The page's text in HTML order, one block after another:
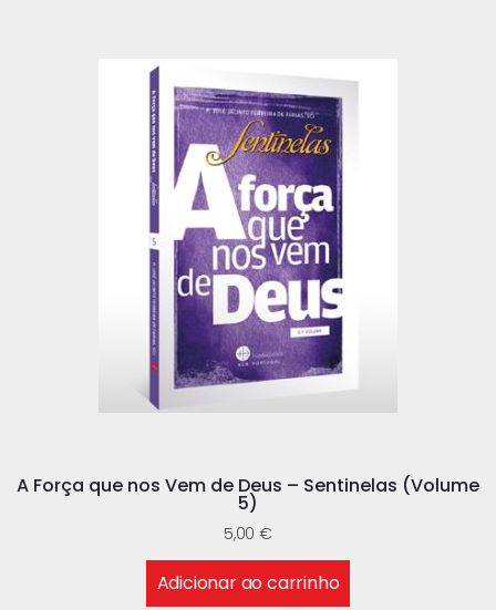
A Força que nos Vem de Deus – Sentinelas (Volume
5)
5,00€
Adicionar ao carrinho